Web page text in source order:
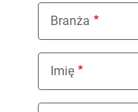
Branża
Nothing selected
Imię